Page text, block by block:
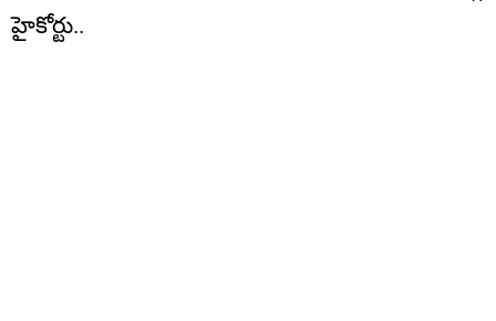
హైకోర్టు..